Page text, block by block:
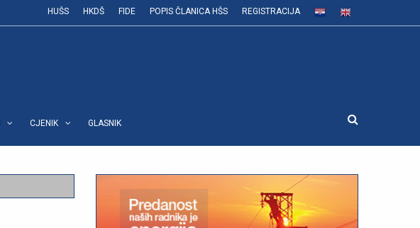
HUŠS HKDŠ FIDE POPIS ČLANICA HŠS REGISTRACIJA
CJENIK GLASNIK